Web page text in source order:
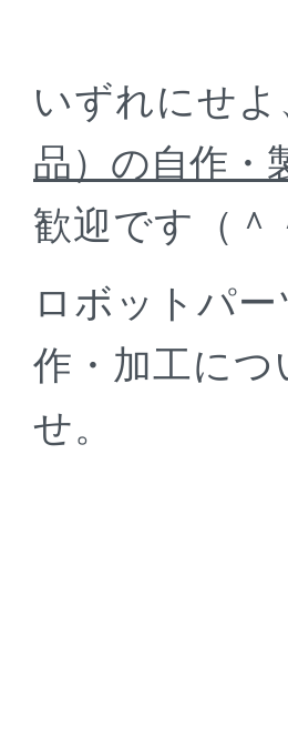
いずれにせよ
品）の自作・
歓迎です（＾
ロボットパ
作・加工に
せ。